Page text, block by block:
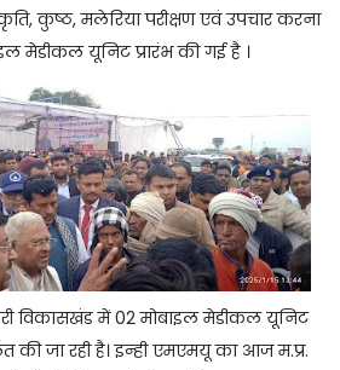
कुष्ठ, मलेरिया परीक्षण एवं उपचार करना
मेडीकल यूनिट प्रारंभ की गई है ।
विकासखंड में 02 मोबाइल मेडीकल यूनिट
की जा रही है। इन्ही एमएमयू का आज म.प्र.